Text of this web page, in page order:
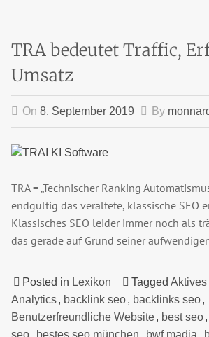
TRA bedeutet Traffic,
Umsatz
On 8. September 2019 By
TRA = „Technischer Ranking
endgültig das veraltete, klassische SEO
Klassisches SEO leider immer noch als
das gerade auf Grund seiner
Posted in Lexikon Tagged
Analytics, backlink seo, backlinks seo,
Benutzerfreundliche Website, best seo,
seo
bestes seo münchen bwf madia